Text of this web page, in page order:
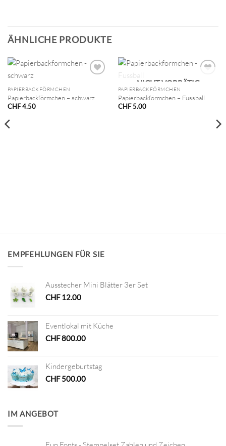
ÄHNLICHE PRODUKTE
PAPIERBACKFÖRMCHEN
Papierbackförmchen – schwarz
CHF4.50
NICHT VORRÄTIG
PAPIERBACKFÖRMCHEN
Papierbackförmchen – Fussball
CHF5.00
EMPFEHLUNGEN FÜR SIE
Ausstecher Mini Blätter 3er Set
CHF12.00
Eventlokal mit Küche
CHF800.00
Kindergeburtstag
CHF500.00
IM ANGEBOT